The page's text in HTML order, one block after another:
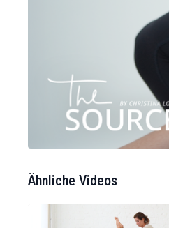
Ähnliche Videos